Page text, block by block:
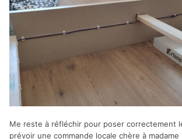
Me reste à réfléchir pour poser correctement
prévoir une commande locale chère à